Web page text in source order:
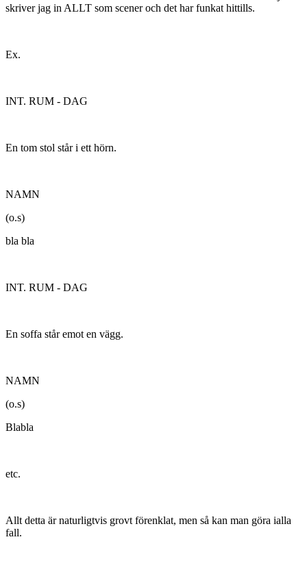
skriver jag in ALLT som scener och det har funkat hittills.
Ex.
INT. RUM - DAG
En tom stol står i ett hörn.
NAMN
(o.s)
bla bla
INT. RUM - DAG
En soffa står emot en vägg.
NAMN
(o.s)
Blabla
etc.
Allt detta är naturligtvis grovt förenklat, men så kan man göra ialla
fall.